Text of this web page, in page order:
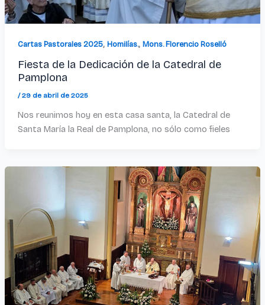
Cartas Pastorales 2025, Homilías., Mons. Florencio Roselló
Fiesta de la Dedicación de la Catedral de
Pamplona
/29 de abril de 2025
Nos reunimos hoy en esta casa santa, la Catedral de
Santa María la Real de Pamplona, no sólo como fieles